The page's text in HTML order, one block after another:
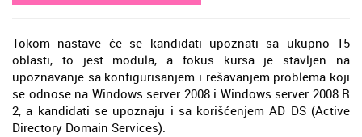
Tokom nastave će se kandidati upoznati sa ukupno 15
oblasti, to jest modula, a fokus kursa je stavljen na
upoznavanje sa konfigurisanjem i rešavanjem problema koji
se odnose na Windows server 2008 i Windows server 2008 R
2, a kandidati se upoznaju i sa korišćenjem AD DS (Active
Directory Domain Services).